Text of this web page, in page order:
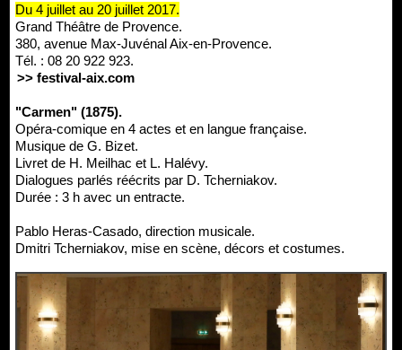
Du 4 juillet au 20 juillet 2017.
Grand Théâtre de Provence.
380, avenue Max-Juvénal Aix-en-Provence.
Tél. : 08 20 922 923.
>> festival-aix.com
"Carmen" (1875).
Opéra-comique en 4 actes et en langue française.
Musique de G. Bizet.
Livret de H. Meilhac et L. Halévy.
Dialogues parlés réécrits par D. Tcherniakov.
Durée : 3 h avec un entracte.
Pablo Heras-Casado, direction musicale.
Dmitri Tcherniakov, mise en scène, décors et costumes.